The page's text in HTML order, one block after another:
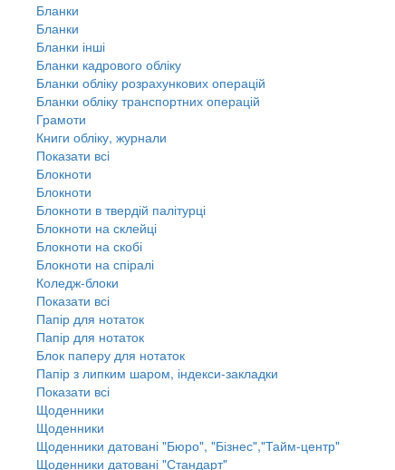
Бланки
Бланки
Бланки інші
Бланки кадрового обліку
Бланки обліку розрахункових операцій
Бланки обліку транспортних операцій
Грамоти
Книги обліку, журнали
Показати всі
Блокноти
Блокноти
Блокноти в твердій палітурці
Блокноти на склейці
Блокноти на скобі
Блокноти на спіралі
Коледж-блоки
Показати всі
Папір для нотаток
Папір для нотаток
Блок паперу для нотаток
Папір з липким шаром, індекси-закладки
Показати всі
Щоденники
Щоденники
Щоденники датовані "Бюро", "Бізнес","Тайм-центр"
Щоденники датовані "Стандарт"